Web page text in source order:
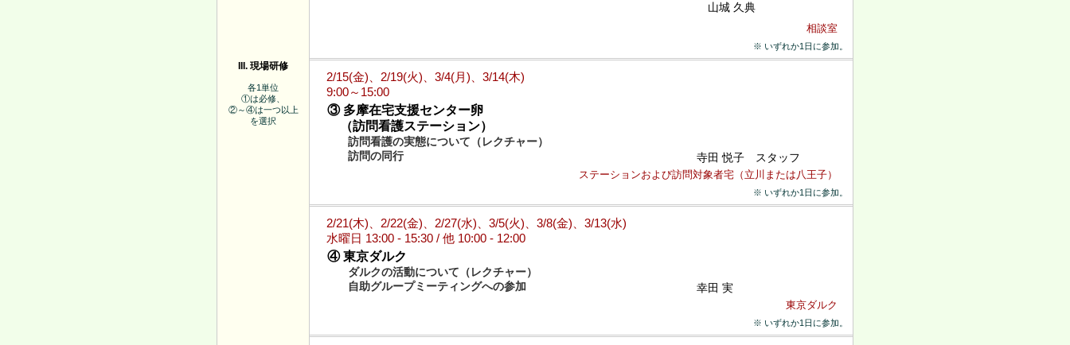
III. 現場研修
各1単位
①は必修、
②～④は一つ以上
を選択
山城 久典
相談室
※ いずれか1日に参加。
2/15(金)、2/19(火)、3/4(月)、3/14(木)
9:00～15:00
③ 多摩在宅支援センター卵
（訪問看護ステーション）
訪問看護の実態について（レクチャー）
訪問の同行
寺田 悦子 スタッフ
ステーションおよび訪問対象者宅（立川または八王子）
※ いずれか1日に参加。
2/21(木)、2/22(金)、2/27(水)、3/5(火)、3/8(金)、3/13(水)
水曜日 13:00 - 15:30 / 他 10:00 - 12:00
④ 東京ダルク
ダルクの活動について（レクチャー）
自助グループミーティングへの参加
幸田 実
東京ダルク
※ いずれか1日に参加。